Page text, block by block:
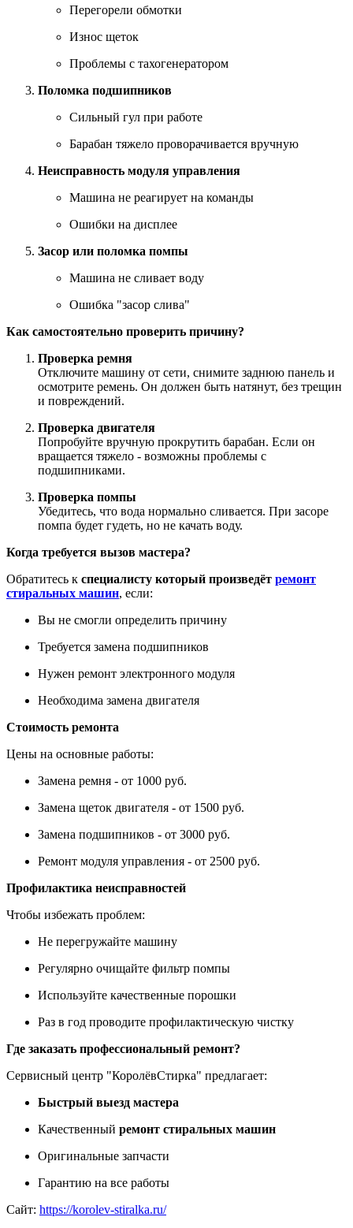
Перегорели обмотки
Износ щеток
Проблемы с тахогенератором
Поломка подшипников
Сильный гул при работе
Барабан тяжело проворачивается вручную
Неисправность модуля управления
Машина не реагирует на команды
Ошибки на дисплее
Засор или поломка помпы
Машина не сливает воду
Ошибка "засор слива"
Как самостоятельно проверить причину?
Проверка ремня
Отключите машину от сети, снимите заднюю панель и
осмотрите ремень. Он должен быть натянут, без трещин
и повреждений.
Проверка двигателя
Попробуйте вручную прокрутить барабан. Если он
вращается тяжело - возможны проблемы с
подшипниками.
Проверка помпы
Убедитесь, что вода нормально сливается. При засоре
помпа будет гудеть, но не качать воду.
Когда требуется вызов мастера?
Обратитесь к специалисту который произведёт ремонт
стиральных машин, если:
Вы не смогли определить причину
Требуется замена подшипников
Нужен ремонт электронного модуля
Необходима замена двигателя
Стоимость ремонта
Цены на основные работы:
Замена ремня - от 1000 руб.
Замена щеток двигателя - от 1500 руб.
Замена подшипников - от 3000 руб.
Ремонт модуля управления - от 2500 руб.
Профилактика неисправностей
Чтобы избежать проблем:
Не перегружайте машину
Регулярно очищайте фильтр помпы
Используйте качественные порошки
Раз в год проводите профилактическую чистку
Где заказать профессиональный ремонт?
Сервисный центр "КоролёвСтирка" предлагает:
Быстрый выезд мастера
Качественный ремонт стиральных машин
Оригинальные запчасти
Гарантию на все работы
Сайт: https://korolev-stiralka.ru/